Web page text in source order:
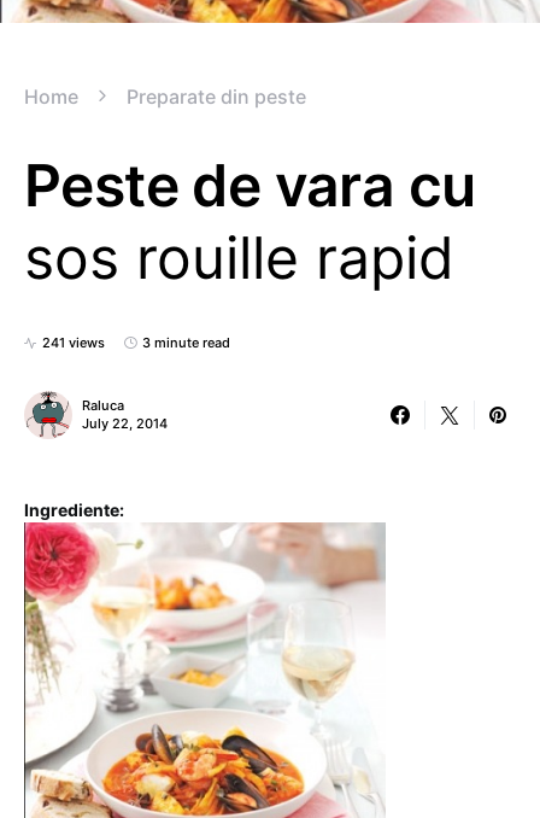
Home Preparate din peste
Peste de vara cu
sos rouille rapid
241 views 3 minute read
Raluca
July 22, 2014
Ingrediente: